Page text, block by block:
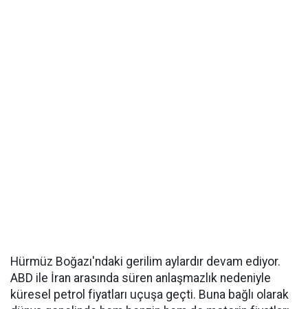
Hürmüz Boğazı'ndaki gerilim aylardır devam ediyor.
ABD ile İran arasında süren anlaşmazlık nedeniyle
küresel petrol fiyatları uçuşa geçti. Buna bağlı olarak